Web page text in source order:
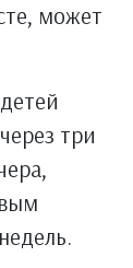
может
три